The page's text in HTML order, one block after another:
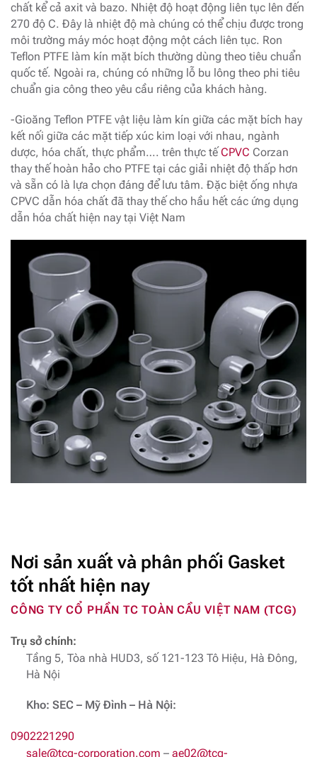
chất kể cả axit và bazo. Nhiệt độ hoạt động liên tục lên đến
270 độ C. Đây là nhiệt độ mà chúng có thể chịu được trong
môi trường máy móc hoạt động một cách liên tục. Ron
Teflon PTFE làm kín mặt bích thường dùng theo tiêu chuẩn
quốc tế. Ngoài ra, chúng có những lỗ bu lông theo phi tiêu
chuẩn gia công theo yêu cầu riêng của khách hàng.
-Gioăng Teflon PTFE vật liệu làm kín giữa các mặt bích hay
kết nối giữa các mặt tiếp xúc kim loại với nhau, ngành
dược, hóa chất, thực phẩm…. trên thực tế CPVC Corzan
thay thế hoàn hảo cho PTFE tại các giải nhiệt độ thấp hơn
và sẵn có là lựa chọn đáng để lưu tâm. Đặc biệt ống nhựa
CPVC dẫn hóa chất đã thay thế cho hầu hết các ứng dụng
dẫn hóa chất hiện nay tại Việt Nam
Nơi sản xuất và phân phối Gasket
tốt nhất hiện nay
CÔNG TY CỔ PHẦN TC TOÀN CẦU VIỆT NAM (TCG)
Trụ sở chính:
Tầng 5, Tòa nhà HUD3, số 121-123 Tô Hiệu, Hà Đông,
Hà Nội
Kho: SEC – Mỹ Đình – Hà Nội:
0902221290
sale@tcg-corporation.com – ae02@tcg-